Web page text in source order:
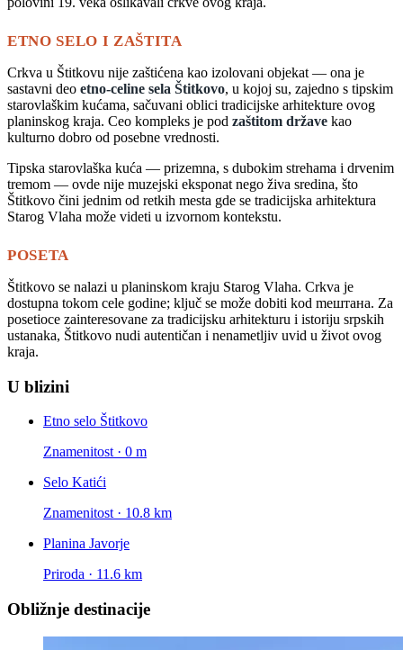
ETNO SELO I ZAŠTITA
Crkva u Štitkovu nije zaštićena kao izolovani objekat — ona je
sastavni deo etno-celine sela Štitkovo, u kojoj su, zajedno s tipskim
starovlaškim kućama, sačuvani oblici tradicijske arhitekture ovog
planinskog kraja. Ceo kompleks je pod zaštitom države kao
kulturno dobro od posebne vrednosti.
Tipska starovlaška kuća — prizemna, s dubokim strehama i drvenim
tremom — ovde nije muzejski eksponat nego živa sredina, što
Štitkovo čini jednim od retkih mesta gde se tradicijska arhitektura
Starog Vlaha može videti u izvornom kontekstu.
POSETA
Štitkovo se nalazi u planinskom kraju Starog Vlaha. Crkva je
dostupna tokom cele godine; ključ se može dobiti kod mештана. Za
posetioce zainteresovane za tradicijsku arhitekturu i istoriju srpskih
ustanaka, Štitkovo nudi autentičan i nenametljiv uvid u život ovog
kraja.
U blizini
Etno selo Štitkovo
Znamenitost · 0 m
Selo Katići
Znamenitost · 10.8 km
Planina Javorje
Priroda · 11.6 km
Obližnje destinacije